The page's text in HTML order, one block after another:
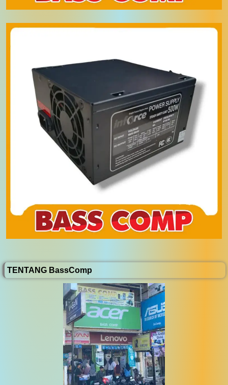
TENTANG BassComp